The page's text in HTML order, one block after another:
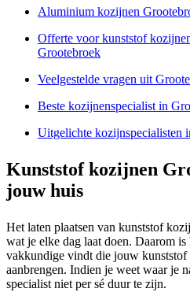
Aluminium kozijnen
Offerte voor kunststof
Grootebroek
Veelgestelde vragen uit
Beste kozijnenspecialist in
Uitgelichte kozijnspecialisten
Kunststof kozijnen
jouw huis
Het laten plaatsen van kunststof
wat je elke dag laat doen. Daarom
vakkundige vindt die jouw
aanbrengen. Indien je weet waar je
specialist niet per sé duur te zijn.